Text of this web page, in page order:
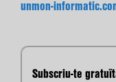
unmon-
Subscriu-te